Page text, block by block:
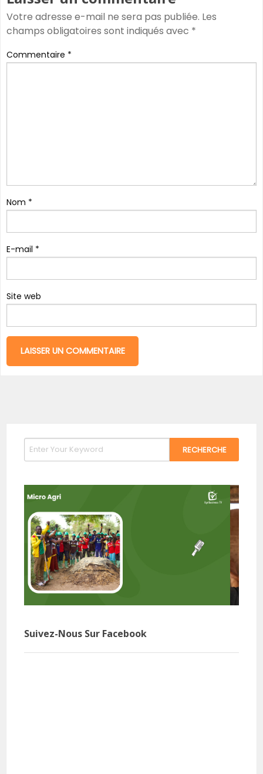
Votre adresse e-mail ne sera pas publiée. Les
champs obligatoires sont indiqués avec *
Commentaire *
Nom *
E-mail *
Site web
Suivez-Nous Sur Facebook